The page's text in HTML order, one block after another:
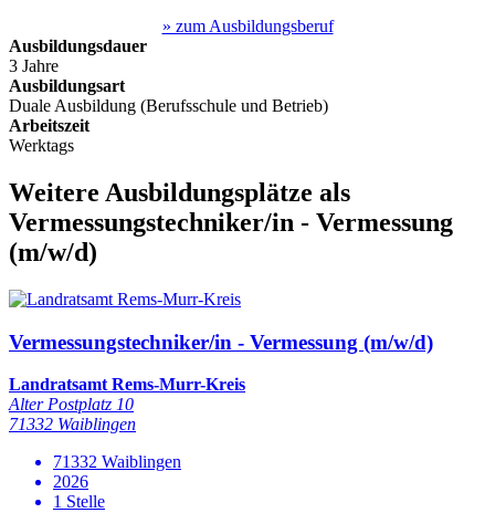
» zum Ausbildungsberuf
Ausbildungsdauer
3 Jahre
Ausbildungsart
Duale Ausbildung (Berufsschule und Betrieb)
Arbeitszeit
Werktags
Weitere Ausbildungsplätze als
Vermessungstechniker/in - Vermessung
(m/w/d)
Vermessungstechniker/in - Vermessung (m/w/d)
Landratsamt Rems-Murr-Kreis
Alter Postplatz 10
71332 Waiblingen
71332 Waiblingen
2026
1 Stelle